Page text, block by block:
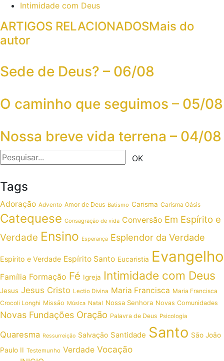
Intimidade com Deus
ARTIGOS RELACIONADOSMais do
autor
Sede de Deus? – 06/08
O caminho que seguimos – 05/08
Nossa breve vida terrena – 04/08
Tags
Adoração Advento Amor de Deus Batismo Carisma Carisma Oásis
Catequese Consagração de vida Conversão Em Espírito e
Verdade Ensino Esperança Esplendor da Verdade
Espírito e Verdade Espírito Santo Eucaristia Evangelho
Família Formação Fé Igreja Intimidade com Deus
Jesus Jesus Cristo Lectio Divina Maria Francisca Maria Francisca
Crocoli Longhi Missão Música Natal Nossa Senhora Novas Comunidades
Novas Fundações Oração Palavra de Deus Psicologia
Quaresma Ressurreição Salvação Santidade Santo São João
Paulo II Testemunho Verdade Vocação